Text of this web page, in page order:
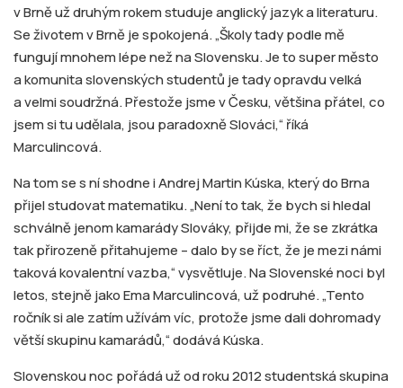
v Brně už druhým rokem studuje anglický jazyk a literaturu.
Se životem v Brně je spokojená. „Školy tady podle mě
fungují mnohem lépe než na Slovensku. Je to super město
a komunita slovenských studentů je tady opravdu velká
a velmi soudržná. Přestože jsme v Česku, většina přátel, co
jsem si tu udělala, jsou paradoxně Slováci,“ říká
Marculincová.
Na tom se s ní shodne i Andrej Martin Kúska, který do Brna
přijel studovat matematiku. „Není to tak, že bych si hledal
schválně jenom kamarády Slováky, přijde mi, že se zkrátka
tak přirozeně přitahujeme – dalo by se říct, že je mezi námi
taková kovalentní vazba,“ vysvětluje. Na Slovenské noci byl
letos, stejně jako Ema Marculincová, už podruhé. „Tento
ročník si ale zatím užívám víc, protože jsme dali dohromady
větší skupinu kamarádů,“ dodává Kúska.
Slovenskou noc pořádá už od roku 2012 studentská skupina